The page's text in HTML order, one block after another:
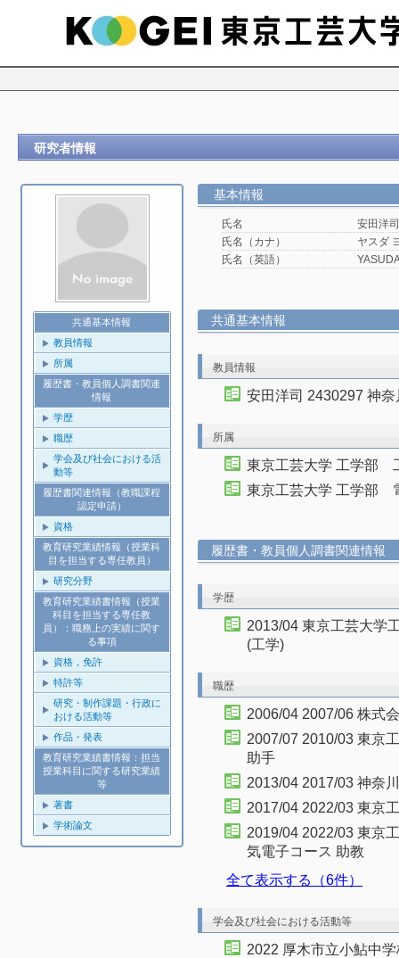
研究者情報
共通基本情報
教員情報
所属
履歴書・教員個人調書関連
情報
学歴
職歴
学会及び社会における活
動等
履歴書関連情報（教職課程
認定申請）
資格
教育研究業績情報（授業科
目を担当する専任教員）
研究分野
教育研究業績書情報（授業
科目を担当する専任教
員）：職務上の実績に関す
る事項
資格，免許
特許等
研究・制作課題・行政に
おける活動等
作品・発表
教育研究業績書情報：担当
授業科目に関する研究業績
等
著書
学術論文
基本情報
氏名
安田洋司
氏名（カナ）
ヤスダ
氏名（英語）
共通基本情報
教員情報
安田洋司 2430297 神
所属
東京工芸大学 工学部
東京工芸大学 工学部
履歴書・教員個人調書関連情報
学歴
2013/04 東京工芸大学
(工学)
職歴
2006/04 2007/06 株式
2007/07 2010/03 東京
助手
2013/04 2017/03 神奈
2017/04 2022/03 東
2019/04 2022/03 東京
気電子コース 助教
全て表示する（6件）
学会及び社会における活動等
2022 厚木市立小鮎中